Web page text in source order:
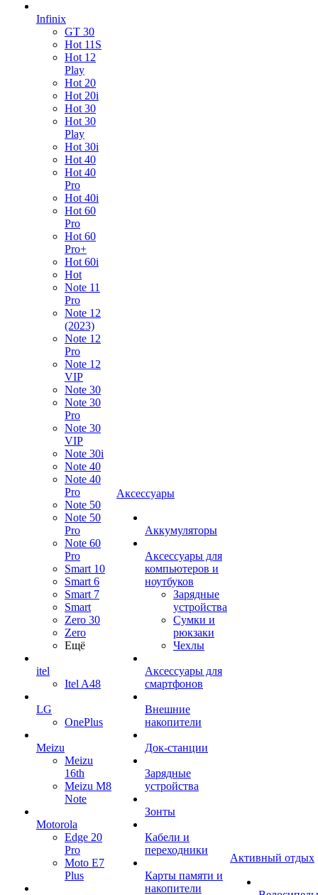
Infinix
GT 30
Hot 11S
Hot 12
Play
Hot 20
Hot 20i
Hot 30
Hot 30
Play
Hot 30i
Hot 40
Hot 40
Pro
Hot 40i
Hot 60
Pro
Hot 60
Pro+
Hot 60i
Hot
Note 11
Pro
Note 12
(2023)
Note 12
Pro
Note 12
VIP
Note 30
Note 30
Pro
Note 30
VIP
Note 30i
Note 40
Note 40
Pro
Note 50
Note 50
Pro
Note 60
Pro
Smart 10
Smart 6
Smart 7
Smart
Zero 30
Zero
Ещё
itel
Itel A48
LG
OnePlus
Meizu
Meizu
16th
Meizu M8
Note
Motorola
Edge 20
Pro
Moto E7
Plus
Аксессуары
Аккумуляторы
Аксессуары для
компьютеров и
ноутбуков
Зарядные
устройства
Сумки и
рюкзаки
Чехлы
Аксессуары для
смартфонов
Внешние
накопители
Док-станции
Зарядные
устройства
Зонты
Кабели и
переходники
Карты памяти и
накопители
Активный отдых